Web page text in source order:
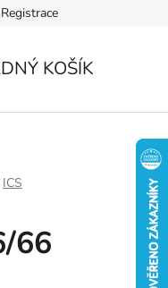
Registrace
KOŠÍK
ICS
66